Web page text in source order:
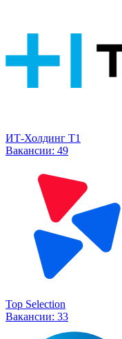
ИТ-Холдинг Т1
Вакансии: 49
Top Selection
Вакансии: 33